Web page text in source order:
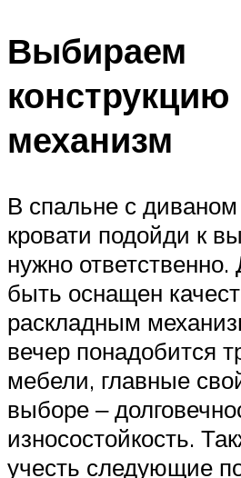
Выбираем
конструкцию
механизм
В спальне с
кровати подойди к
нужно
быть оснащен
раскладным
вечер понадобится
мебели, главные
выборе ‒
износостойкость.
учесть следующие